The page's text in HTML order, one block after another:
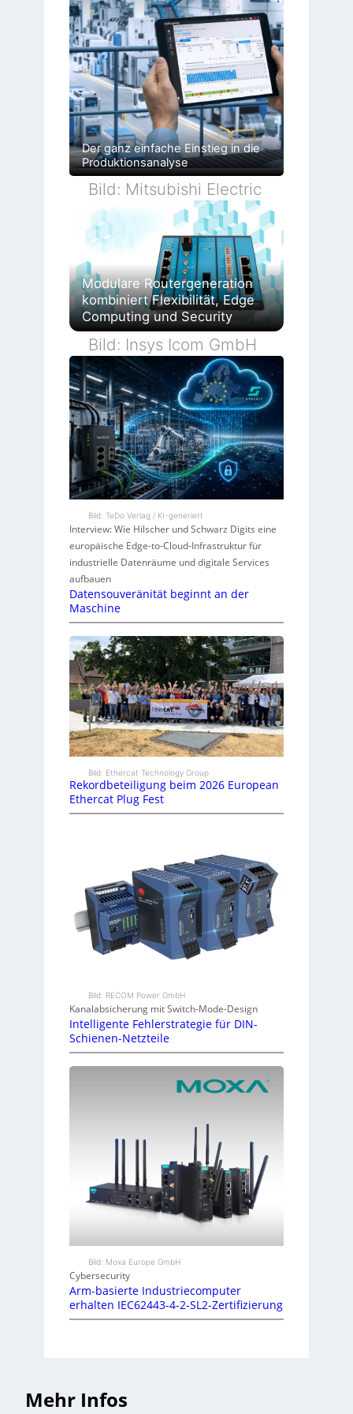
Der ganz einfache Einstieg in die
Produktionsanalyse
Bild: Mitsubishi Electric
Modulare Routergeneration
kombiniert Flexibilität, Edge
Computing und Security
Bild: Insys Icom GmbH
Bild: TeDo Verlag / KI-generiert
Interview: Wie Hilscher und Schwarz Digits eine
europäische Edge-to-Cloud-Infrastruktur für
industrielle Datenräume und digitale Services
aufbauen
Datensouveränität beginnt an der
Maschine
Bild: Ethercat Technology Group
Rekordbeteiligung beim 2026 European
Ethercat Plug Fest
Bild: RECOM Power GmbH
Kanalabsicherung mit Switch-Mode-Design
Intelligente Fehlerstrategie für DIN-
Schienen-Netzteile
Bild: Moxa Europe GmbH
Cybersecurity
Arm-basierte Industriecomputer
erhalten IEC62443-4-2-SL2-Zertifizierung
Mehr Infos